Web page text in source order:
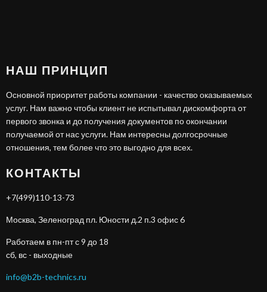
НАШ ПРИНЦИП
Основной приоритет работы компании - качество оказываемых
услуг. Нам важно чтобы клиент не испытывал дискомфорта от
первого звонка и до получения документов по окончании
получаемой от нас услуги. Нам интересны долгосрочные
отношения, тем более что это выгодно для всех.
КОНТАКТЫ
+7(499)110-13-73
Москва, Зеленоград пл. Юности д.2 п.3 офис 6
Работаем в пн-пт с 9 до 18
сб, вс - выходные
info@b2b-technics.ru